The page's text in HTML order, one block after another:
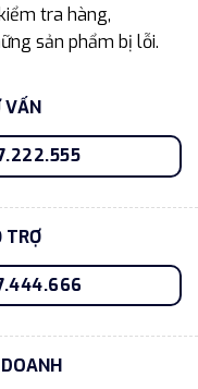
tra hàng,
sản phẩm bị lỗi.
VẤN
TRỢ